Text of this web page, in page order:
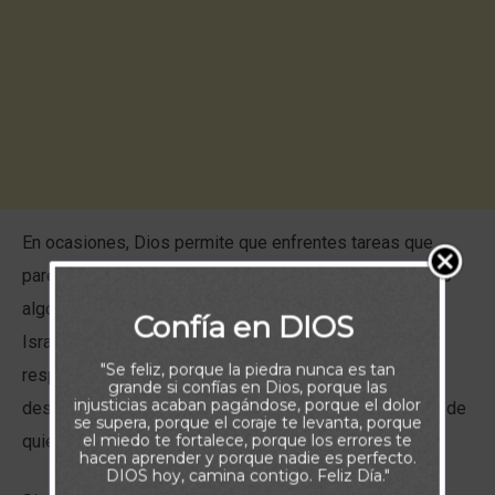
En ocasiones, Dios permite que enfrentes tareas que
parecen abrumadoras e incluso imposibles. Josué vivió
algo similar cuando fue llamado a liderar al pueblo de
Israel después de Moisés. Tenía una gran
responsabilidad sobre sus hombros, enfrentando
desafíos que requerían valentía y fe, sin la guía directa de
quien había sido su mentor.
Confía en DIOS
"Se feliz, porque la piedra nunca es tan
grande si confías en Dios, porque las
injusticias acaban pagándose, porque el dolor
se supera, porque el coraje te levanta, porque
el miedo te fortalece, porque los errores te
hacen aprender y porque nadie es perfecto.
DIOS hoy, camina contigo. Feliz Día."